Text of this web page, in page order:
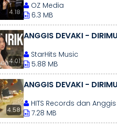
4.18
OZ Media
6.3 MB
4.01
ANGGIS DEVAKI -
StarHits Music
5.88 MB
4.58
ANGGIS DEVAKI -
HITS Records dan
7.28 MB